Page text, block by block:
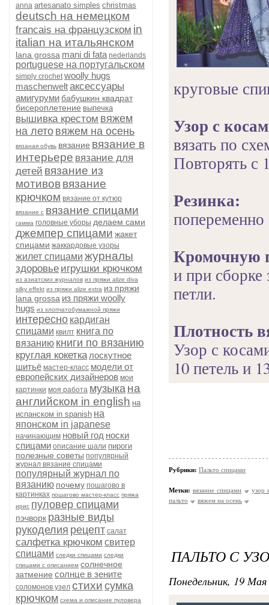
anna artesanato simples christmas
deutsch на немецком
francais на французском in
italian на итальянском
lana grossa mani di fata nederlands
portuguese на португальском
simply crochet woolly hugs
maschenweltаксессуары
амигурумибабушкин квадрат
бисероплетение выпечка
вышивка крестом вяжем
на лето вяжем на осень
вязаная обувь вязание вязание в
интерьере вязание для
детей вязание из
мотивоввязание
крючком вязание от кутюр
вязание с вязание спицами
гамма головные уборы делаем сами
джемпер спицами жакет
спицами жаккардовые узоры
жилет спицами журналы
здоровье игрушки крючком
из азиатских журналов из пряжи alize diva
silky effekt из пряжи alize extra из пряжи
lana grossa из пряжи woolly
hugs из хлопчатобумажной пряжи
интересно кардиган
спицами квилт книга по
вязанию книги по вязанию
круглая кокетка лоскутное
шитьё мастер-класс модели от
европейских дизайнеров мои
картинки моя работа музыка на
английском in english на
испанском in spanish на
японском in japanese
начинающим новый год носки
спицами описание шали пироги
полезные советы популярный
журнал вязание спицами
популярный журнал по
вязанию почему пошагово в
картинках пошагово мастер-класс пряжа
ирис пуловер спицами
пэчворк разные виды
рукоделия рецепт салат
салфетка крючком свитер
спицами следки спицами следки
спицами с описанием солнечное
затмение солнце в зените
соломонов узел стихи сумка
крючком схема и описание пуловера
круговые
Узор с
вязать по
Повторять с
Резинка:
попеременно
Кромочную
и при сборке
петли.
Плотность
Узор с
10 петель и
Рубрики: Пальто спицами
Метки: вязание спицами
узор
пальто
вяжем на осень
ПАЛЬТО С
Понедельник, 19